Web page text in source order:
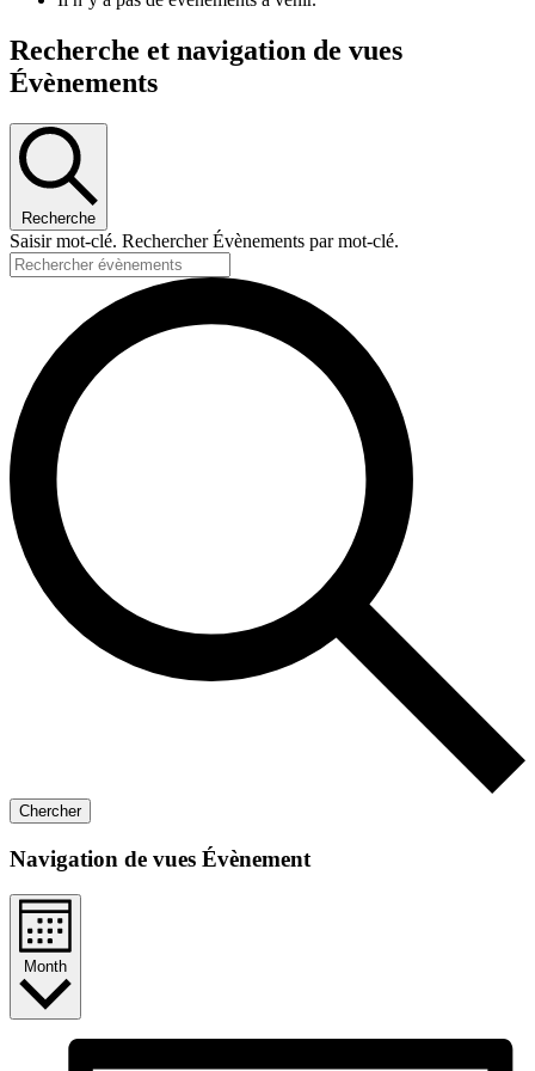
Recherche et navigation de vues
Évènements
Recherche
Saisir mot-clé. Rechercher Évènements par mot-clé.
Chercher
Navigation de vues Évènement
Month